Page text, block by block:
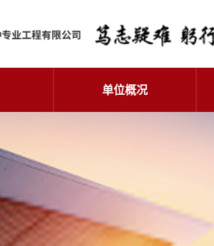
单位概况